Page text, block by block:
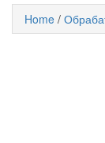
Home /